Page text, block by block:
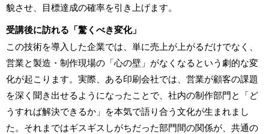
貌させ、目標達成の確率を引き上げます。
受講後に訪れる「驚くべき変化」
この技術を導入した企業では、単に売上が上がるだけでなく、
営業と製造・制作現場の「心の壁」がなくなるという劇的な変
化が起こります。実際、ある印刷会社では、営業が顧客の課題
を深く聞き出せるようになったことで、社内の制作部門と「ど
うすれば解決できるか」を本気で語り合う文化が生まれまし
た。それまではギスギスしがちだった部門間の関係が、共通の